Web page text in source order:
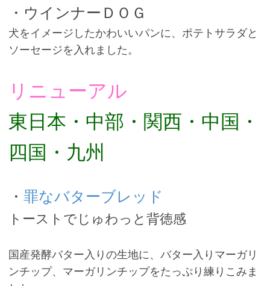
・ウインナーＤＯＧ
犬をイメージしたかわいいパンに、ポテトサラダと
ソーセージを入れました。
リニューアル
東日本・中部・関西・中国・
四国・九州
・ 罪なバターブレッド
トーストでじゅわっと背徳感
国産発酵バター入りの生地に、バター入りマーガリ
ンチップ、マーガリンチップをたっぷり練りこみま